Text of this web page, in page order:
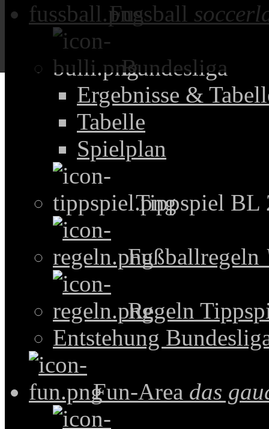
Fussball
Bundesliga
Ergebnisse &
Tabelle
Spielplan
Tippspiel BL
Fußballregeln
Regeln
Entstehung
Fun-Area das